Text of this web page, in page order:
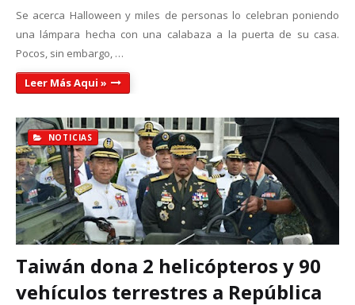
Se acerca Halloween y miles de personas lo celebran poniendo
una lámpara hecha con una calabaza a la puerta de su casa.
Pocos, sin embargo, …
Leer Más Aqui »
NOTICIAS
Taiwán dona 2 helicópteros y 90
vehículos terrestres a República